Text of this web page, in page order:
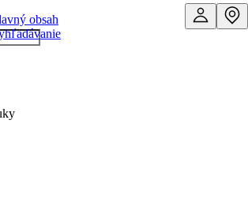
obsah